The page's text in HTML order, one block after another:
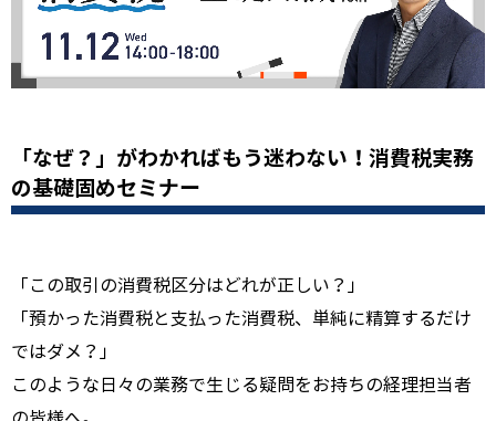
「なぜ？」がわかればもう迷わない！消費税実務
の基礎固めセミナー
「この取引の消費税区分はどれが正しい？」
「預かった消費税と支払った消費税、単純に精算するだけ
ではダメ？」
このような日々の業務で生じる疑問をお持ちの経理担当者